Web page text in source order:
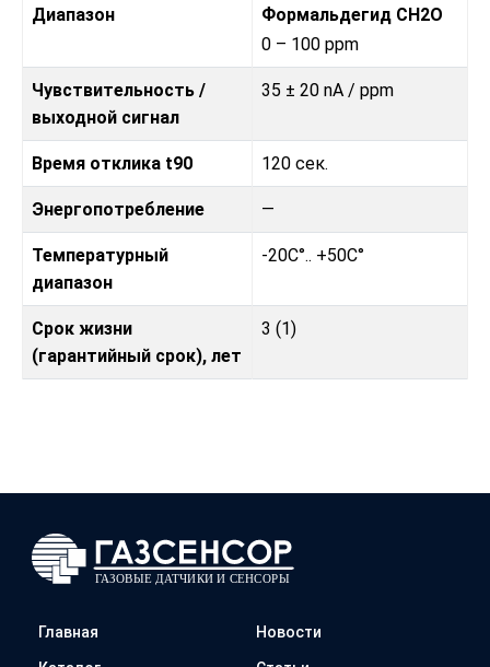
Диапазон
Формальдегид CH2O
0 – 100 ppm
Чувствительность /
выходной сигнал
35 ± 20 nA / ppm
Время отклика t90 120 сек.
Энергопотребление —
Температурный
диапазон
-20C°.. +50C°
Срок жизни
(гарантийный срок), лет
3 (1)
Главная Новости